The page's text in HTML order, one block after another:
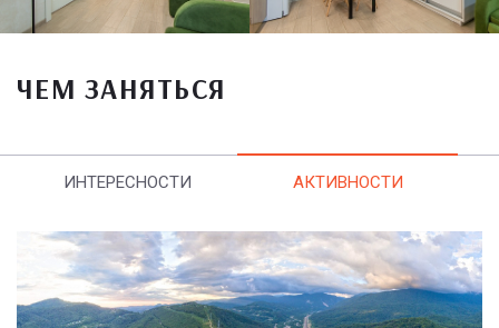
ЧЕМ ЗАНЯТЬСЯ
ИНТЕРЕСНОСТИ АКТИВНОСТИ